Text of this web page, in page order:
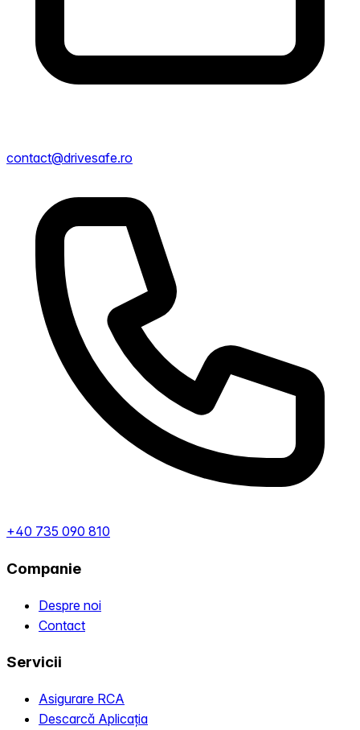
contact@drivesafe.ro
+40 735 090 810
Companie
Despre noi
Contact
Servicii
Asigurare RCA
Descarcă Aplicația